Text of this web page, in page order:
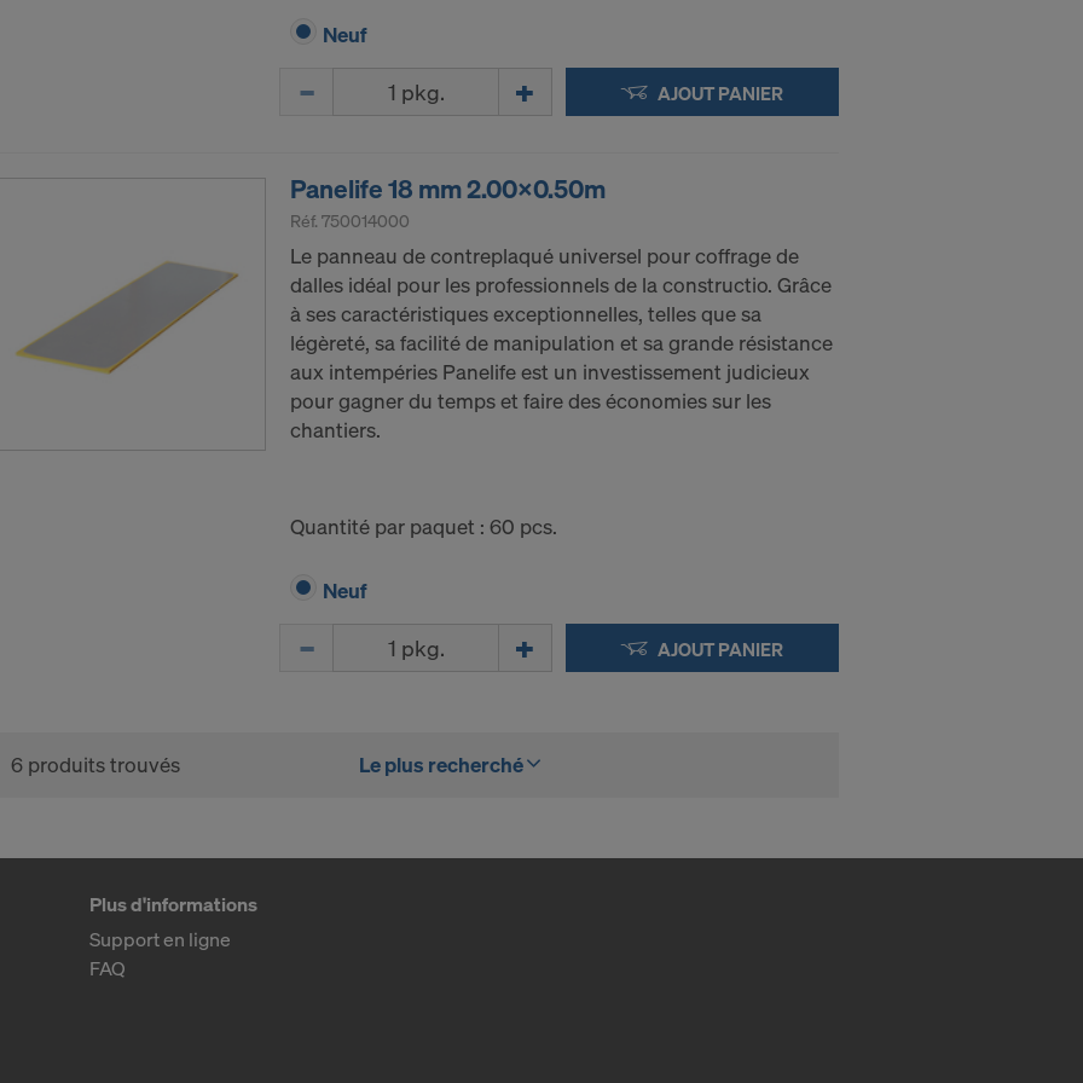
Neuf
AJOUT PANIER
Panelife 18 mm 2.00x0.50m
Réf. 750014000
Le panneau de contreplaqué universel pour coffrage de
dalles idéal pour les professionnels de la constructio. Grâce
à ses caractéristiques exceptionnelles, telles que sa
légèreté, sa facilité de manipulation et sa grande résistance
aux intempéries Panelife est un investissement judicieux
pour gagner du temps et faire des économies sur les
chantiers.
Quantité par paquet : 60 pcs.
Neuf
AJOUT PANIER
6 produits trouvés Le plus recherché
Plus d'informations
Support en ligne
FAQ
à caractère personnel que nous transmettons aux États-Unis sont en
adresses IP (« adresses de protocole Internet »).
LLC
Imaging Holdings Inc.
Group LLC
Inc.
Desk, Inc.
vos données à caractère personnel à ces fournisseurs.
paramétrages des cookies sur le site Internet.
VOUS À L’UTILISATION DE COOKIES ET AU
DE VOS DONNÉES À CARACTÈRE PERSONNEL